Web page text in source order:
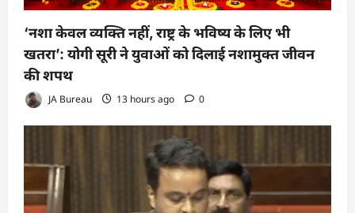
‘नशा केवल व्यक्ति नहीं, राष्ट्र के भविष्य के लिए भी
खतरा’: योगी सूरी ने युवाओं को दिलाई नशामुक्त जीवन
की शपथ
JA Bureau 13 hours ago 0